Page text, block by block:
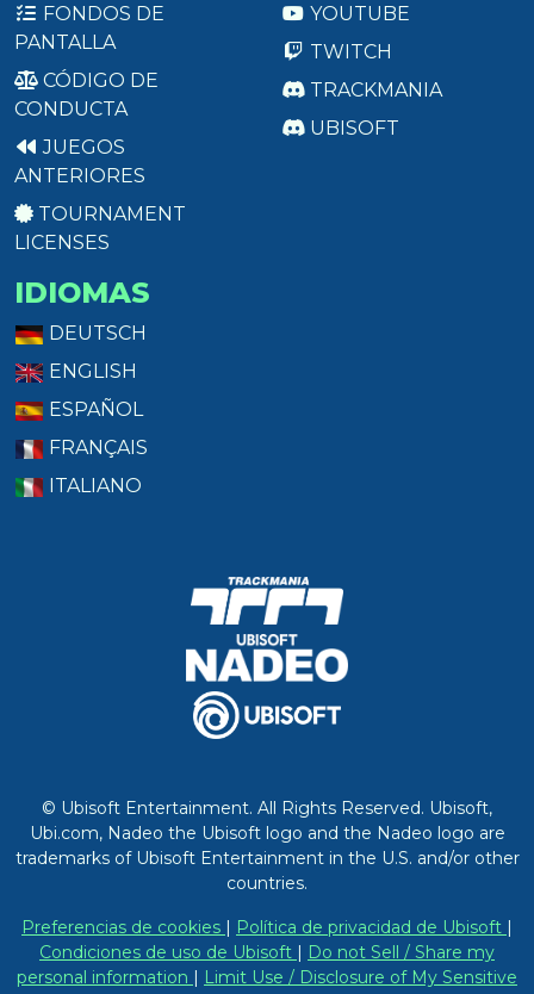
FONDOS DE
PANTALLA
CÓDIGO DE
CONDUCTA
JUEGOS
ANTERIORES
TOURNAMENT
LICENSES
YOUTUBE
TWITCH
TRACKMANIA
UBISOFT
IDIOMAS
DEUTSCH
ENGLISH
ESPAÑOL
FRANÇAIS
ITALIANO
© Ubisoft Entertainment. All Rights Reserved. Ubisoft,
Ubi.com, Nadeo the Ubisoft logo and the Nadeo logo are
trademarks of Ubisoft Entertainment in the U.S. and/or other
countries.
Preferencias de cookies | Política de privacidad de Ubisoft |
Condiciones de uso de Ubisoft | Do not Sell / Share my
personal information | Limit Use / Disclosure of My Sensitive